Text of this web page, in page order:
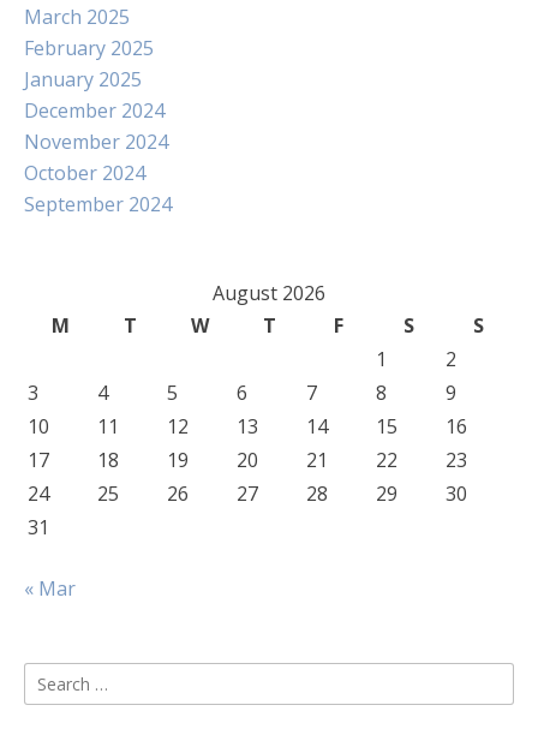
March 2025
February 2025
January 2025
December 2024
November 2024
October 2024
September 2024
August 2026
M
T W T F S
S
1
2
3
4 5 6 7 8
9
10
11 12 13 14 15
16
17
18 19 20 21 22
23
24
25 26 27 28 29
30
31
« Mar
Search
for: